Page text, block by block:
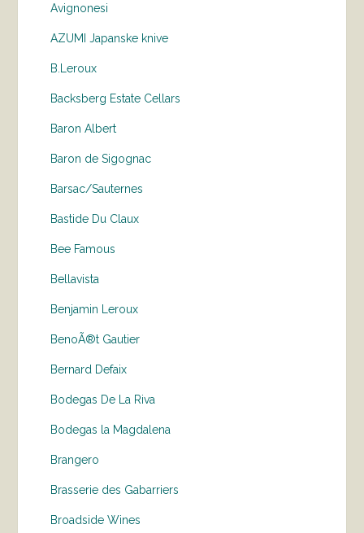
Avignonesi
AZUMI Japanske knive
B.Leroux
Backsberg Estate Cellars
Baron Albert
Baron de Sigognac
Barsac/Sauternes
Bastide Du Claux
Bee Famous
Bellavista
Benjamin Leroux
BenoÃ®t Gautier
Bernard Defaix
Bodegas De La Riva
Bodegas la Magdalena
Brangero
Brasserie des Gabarriers
Broadside Wines